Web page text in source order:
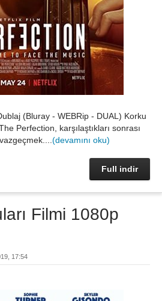
(Bluray - WEBRip - DUAL) Korku
Perfection, karşılaştıkları sonrası
(devamını oku)
Full indir
Filmi 1080p
17:54